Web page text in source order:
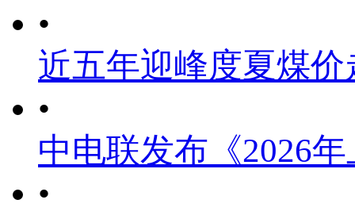
•
近五年迎峰度夏煤价
•
中电联发布《2026
•